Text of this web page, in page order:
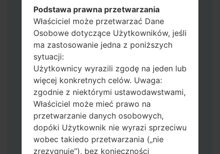
zachować wszystkie swoje dane i aplikacje.
Teraz wyłącz swój telefon i przejdź do
trybu pobierania. Jak wykonać wszystkie
metody:
Naciśnij i przytrzymaj klawisz zasilania,
przycisk zwiększania głośności i klawisz
Bixby.
Naciśnij i przytrzymaj klawisze
zwiększania i zmniejszania głośności,
następnie podłącz kabel USB.
Naciśnij i przytrzymaj klawisz zasilania,
przycisk zmniejszania głośności i klawisz
strony domowej.
Podstawa prawna przetwarzania
Właściciel może przetwarzać Dane
Osobowe dotyczące Użytkowników, jeśli
ma zastosowanie jedna z poniższych
sytuacji:
Użytkownicy wyrazili zgodę na jeden lub
więcej konkretnych celów. Uwaga:
zgodnie z niektórymi ustawodawstwami,
Właściciel może mieć prawo na
przetwarzanie danych osobowych,
dopóki Użytkownik nie wyrazi sprzeciwu
wobec takiedo przetwarzania („nie
zrezygnuje”), bez konieczności